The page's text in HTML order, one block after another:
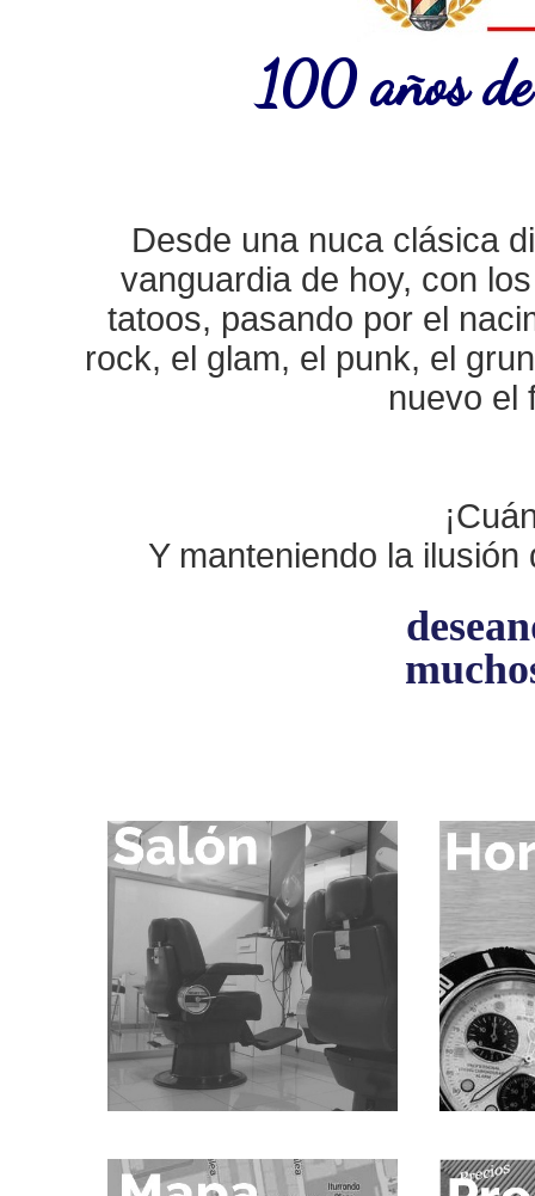
100 años
Desde una nuca clásica
vanguardia de hoy, con
tatoos, pasando por el
rock, el glam, el punk, el
nuevo el
Y manteniendo la